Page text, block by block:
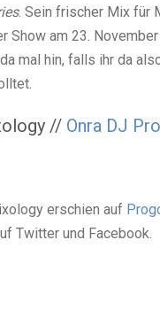
. Sein frischer Mix für
Show am 23.
mal hin, falls ihr da
// Onra DJ
erschien auf
Twitter und Facebook.